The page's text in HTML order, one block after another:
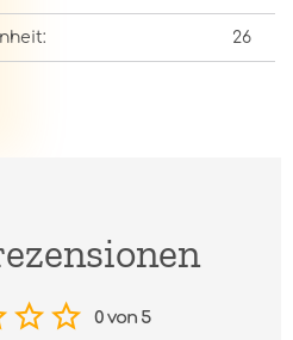
26
0 von 5